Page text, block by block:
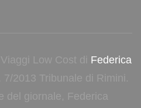
Low Cost di Federica
7/2013 Tribunale di Rimini.
del giornale, Federica